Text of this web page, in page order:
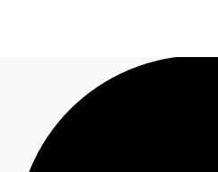
Sobre a JLL
Receba Nossa Newsletter
Ligue agora